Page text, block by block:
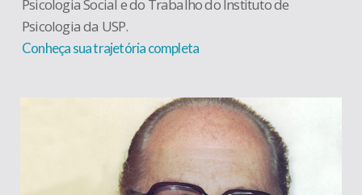
Psicologia Social e do Trabalho do Instituto de
Psicologia da USP.
Conheça sua trajetória completa